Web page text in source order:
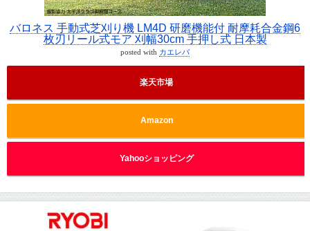
バロネス 手動式芝刈り機 LM4D 研磨機能付 耐摩耗合金鋼6
枚刃リール式モア 刈幅30cm 手押し式 日本製
posted with カエレバ
楽天市場
Amazon
Yahooショッピング